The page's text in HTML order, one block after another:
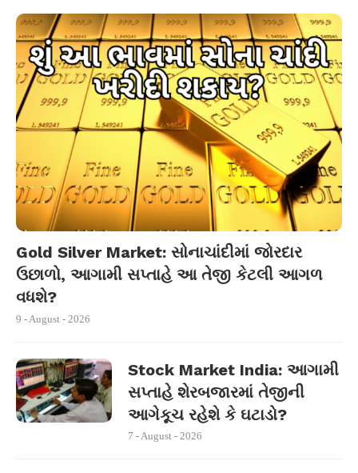
Gold Silver Market: સોનાચાંદીમાં જોરદાર
ઉછાળો, આગામી સપ્તાહે આ તેજી કેટલી આગળ
વધશે?
9 - August - 2026
Stock Market India: આગામી
સપ્તાહે શેરબજારમાં તેજીની
આગેકૂચ રહેશે કે ઘટાડો?
7 - August - 2026